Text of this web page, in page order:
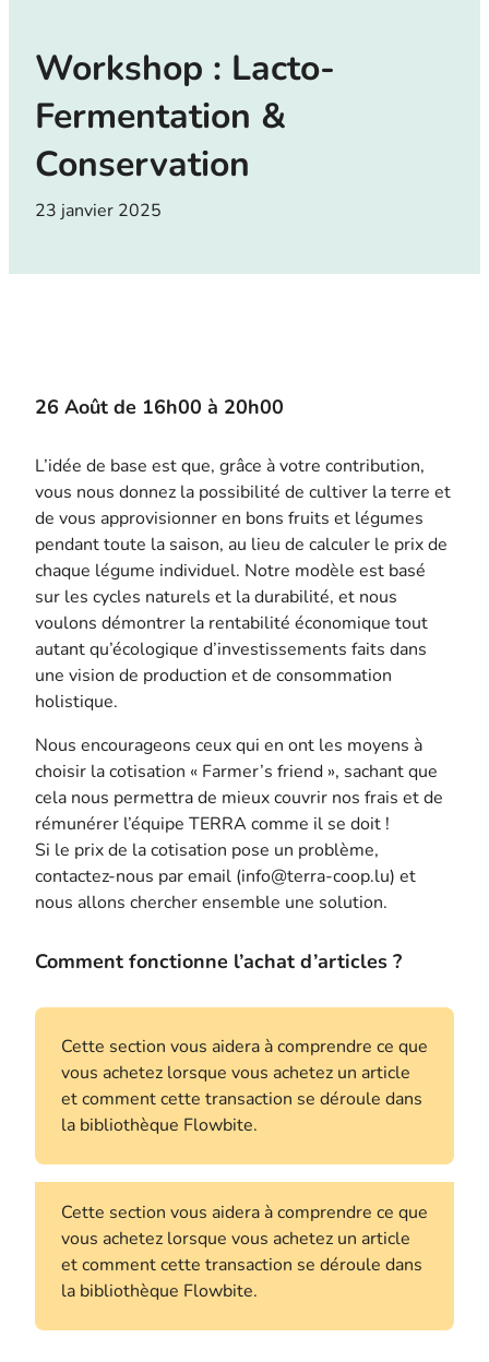
Workshop : Lacto-
Fermentation &
Conservation
23 janvier 2025
26 Août de 16h00 à 20h00
L’idée de base est que, grâce à votre contribution,
vous nous donnez la possibilité de cultiver la terre et
de vous approvisionner en bons fruits et légumes
pendant toute la saison, au lieu de calculer le prix de
chaque légume individuel. Notre modèle est basé
sur les cycles naturels et la durabilité, et nous
voulons démontrer la rentabilité économique tout
autant qu’écologique d’investissements faits dans
une vision de production et de consommation
holistique.
Nous encourageons ceux qui en ont les moyens à
choisir la cotisation « Farmer’s friend », sachant que
cela nous permettra de mieux couvrir nos frais et de
rémunérer l’équipe TERRA comme il se doit !
Si le prix de la cotisation pose un problème,
contactez-nous par email (info@terra-coop.lu) et
nous allons chercher ensemble une solution.
Comment fonctionne l’achat d’articles ?
Cette section vous aidera à comprendre ce que
vous achetez lorsque vous achetez un article
et comment cette transaction se déroule dans
la bibliothèque Flowbite.
Cette section vous aidera à comprendre ce que
vous achetez lorsque vous achetez un article
et comment cette transaction se déroule dans
la bibliothèque Flowbite.